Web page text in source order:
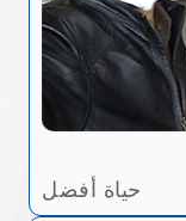
حياة أفضل